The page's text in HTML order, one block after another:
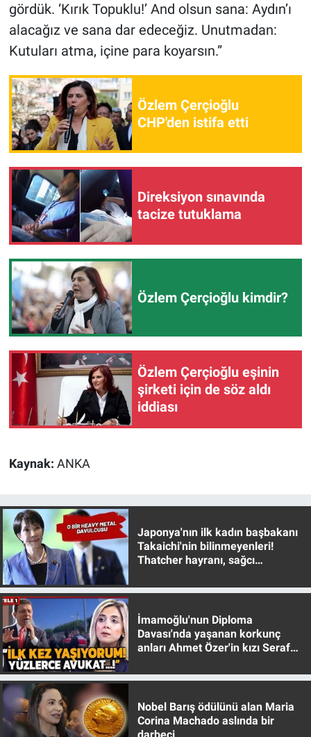
gördük. ‘Kırık Topuklu!’ And olsun sana: Aydın’ı
alacağız ve sana dar edeceğiz. Unutmadan:
Kutuları atma, içine para koyarsın.”
Özlem Çerçioğlu
CHP'den istifa etti
Direksiyon sınavında
tacize tutuklama
Özlem Çerçioğlu kimdir?
Özlem Çerçioğlu eşinin
şirketi için de söz aldı
iddiası
Kaynak: ANKA
Japonya'nın ilk kadın başbakanı
Takaichi'nin bilinmeyenleri!
Thatcher hayranı, sağcı
İmamoğlu'nun Diploma
Davası'nda yaşanan korkunç
anları Ahmet Özer'in kızı Seraf
Nobel Barış ödülünü alan Maria
Corina Machado aslında bir
Türkiye'nin Geleceği
Türkiye'nin Gündemi
Yerel Gündem
Yerel Yaşam